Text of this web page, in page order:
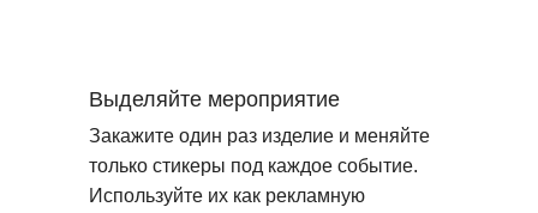
Выделяйте мероприятие
Закажите один раз изделие и меняйте
только стикеры под каждое событие.
Используйте их как рекламную